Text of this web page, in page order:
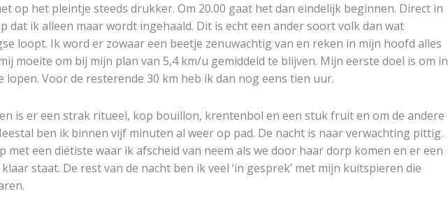
op het pleintje steeds drukker. Om 20.00 gaat het dan eindelijk beginnen. Direct in
dat ik alleen maar wordt ingehaald. Dit is echt een ander soort volk dan wat
loopt. Ik word er zowaar een beetje zenuwachtig van en reken in mijn hoofd alles
moeite om bij mijn plan van 5,4 km/u gemiddeld te blijven. Mijn eerste doel is om in
Voor de resterende 30 km heb ik dan nog eens tien uur.
is er een strak ritueel, kop bouillon, krentenbol en een stuk fruit en om de andere
ben ik binnen vijf minuten al weer op pad. De nacht is naar verwachting pittig.
met een diëtiste waar ik afscheid van neem als we door haar dorp komen en er een
staat. De rest van de nacht ben ik veel ‘in gesprek’ met mijn kuitspieren die